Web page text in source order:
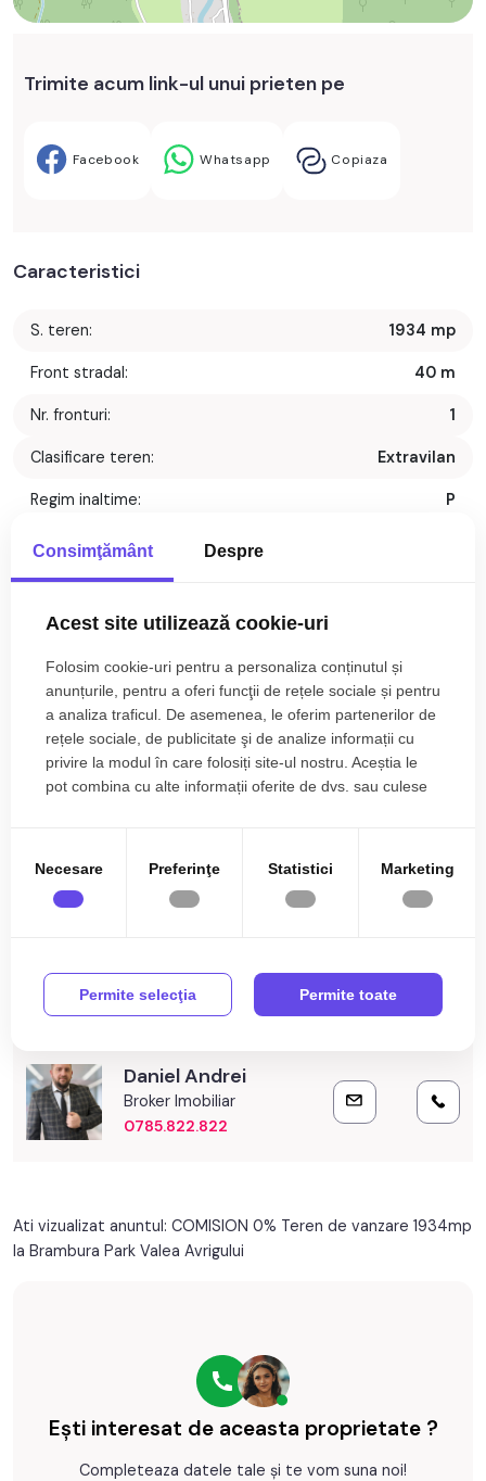
Trimite acum link-ul unui prieten pe
Facebook Whatsapp Copiaza
Caracteristici
S. teren: 1934 mp
Front stradal: 40 m
Nr. fronturi: 1
Clasificare teren: Extravilan
Regim inaltime: P
Descriere
COMISION 0% - Exclusivitate
Cauti un teren de vanzare in Avrig?
Vrei sa iti construiesti o cabana sau o cladire pentru un nou
business? TABOO Imobiliare iti propune acest teren de
vanzare in zona Valea Avrigului.
Suprafata totala a terenului este de 1934mp, cu front stradal
de 40 m. Acest teren se afla intr-o zona foarte buna si poate
fi o oportunitate excelenta de investitie avand in vedere
/ id: P25764
Citește mai mult
Curent Utilitati in zona
Daniel Andrei
Broker Imobiliar
0785.822.822
Ati vizualizat anuntul: COMISION 0% Teren de vanzare 1934mp
la Brambura Park Valea Avrigului
Ești interesat de aceasta proprietate ?
Completeaza datele tale și te vom suna noi!
Consimţământ Despre
Acest site utilizează cookie-uri
Folosim cookie-uri pentru a personaliza conținutul și
anunțurile, pentru a oferi funcţii de rețele sociale și pentru
a analiza traficul. De asemenea, le oferim partenerilor de
rețele sociale, de publicitate şi de analize informații cu
privire la modul în care folosiți site-ul nostru. Aceștia le
pot combina cu alte informații oferite de dvs. sau culese
Necesare Preferinţe Statistici Marketing
Permite selecţia Permite toate